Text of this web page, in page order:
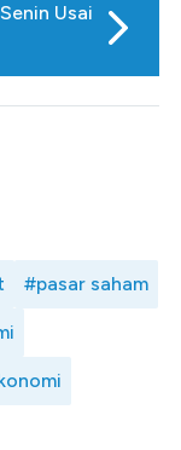
Usai
#pasar saham